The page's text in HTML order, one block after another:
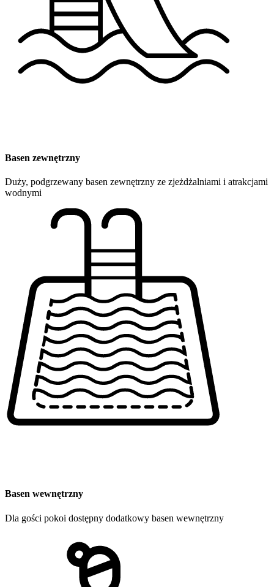
Basen zewnętrzny
Duży, podgrzewany basen zewnętrzny ze zjeżdżalniami i atrakcjami
wodnymi
Basen wewnętrzny
Dla gości pokoi dostępny dodatkowy basen wewnętrzny